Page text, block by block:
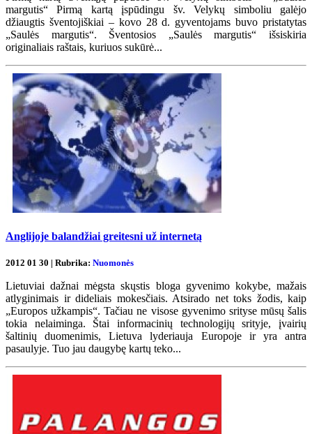
margutis“ Pirmą kartą įspūdingu šv. Velykų simboliu galėjo
džiaugtis šventojiškiai – kovo 28 d. gyventojams buvo pristatytas
„Saulės margutis“. Šventosios „Saulės margutis“ išsiskiria
originaliais raštais, kuriuos sukūrė...
Anglijoje balandžiai greitesni už internetą
2012 01 30 | Rubrika: Nuomonės
Lietuviai dažnai mėgsta skųstis bloga gyvenimo kokybe, mažais
atlyginimais ir dideliais mokesčiais. Atsirado net toks žodis, kaip
„Europos užkampis“. Tačiau ne visose gyvenimo srityse mūsų šalis
tokia nelaiminga. Štai informacinių technologijų srityje, įvairių
šaltinių duomenimis, Lietuva lyderiauja Europoje ir yra antra
pasaulyje. Tuo jau daugybę kartų teko...